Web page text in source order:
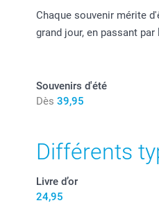
Chaque souvenir mérite
grand jour, en passant
Souvenirs d'été
Dès 39,95
Différents
Livre d’or
24,95